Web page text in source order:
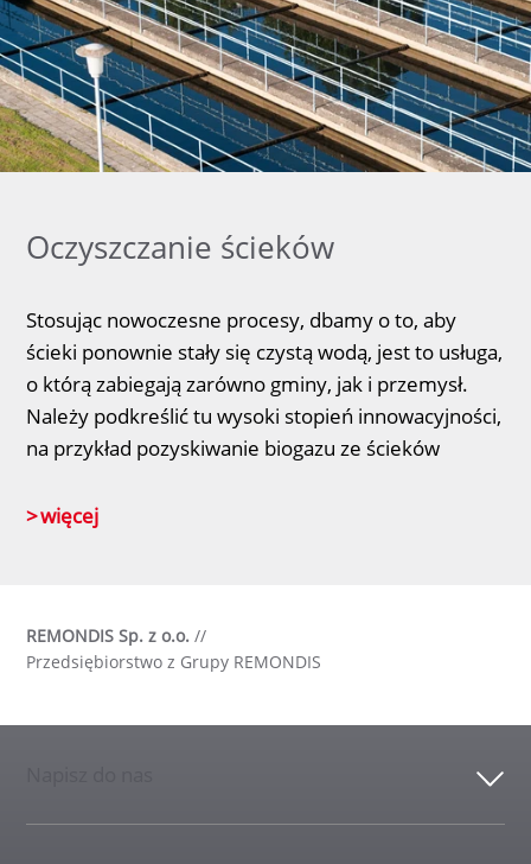
Oczyszczanie ścieków
Stosując nowoczesne procesy, dbamy o to, aby
ścieki ponownie stały się czystą wodą, jest to usługa,
o którą zabiegają zarówno gminy, jak i przemysł.
Należy podkreślić tu wysoki stopień innowacyjności,
na przykład pozyskiwanie biogazu ze ścieków
więcej
REMONDIS Sp. z o.o. //
Przedsiębiorstwo z Grupy REMONDIS